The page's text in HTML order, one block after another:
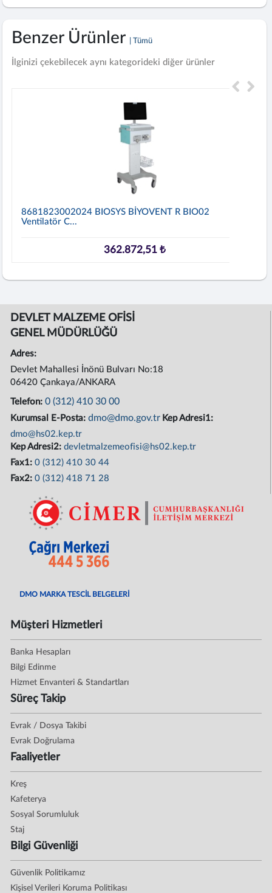
Benzer Ürünler | Tümü
İlginizi çekebilecek aynı kategorideki diğer ürünler
8681823002024 BIOSYS BİYOVENT R BIO02
Ventilatör C...
362.872,51 ₺
DEVLET MALZEME OFİSİ
GENEL MÜDÜRLÜĞÜ
Adres:
Devlet Mahallesi İnönü Bulvarı No:18
06420 Çankaya/ANKARA
Telefon:0 (312) 410 30 00
Kurumsal E-Posta:dmo@dmo.gov.tr Kep Adresi1:
dmo@hs02.kep.tr
Kep Adresi2:devletmalzemeofisi@hs02.kep.tr
Fax1:0 (312) 410 30 44
Fax2:0 (312) 418 71 28
DMO MARKA TESCİL BELGELERİ
Müşteri Hizmetleri
Banka Hesapları
Bilgi Edinme
Hizmet Envanteri & Standartları
Süreç Takip
Evrak / Dosya Takibi
Evrak Doğrulama
Faaliyetler
Kreş
Kafeterya
Sosyal Sorumluluk
Staj
Bilgi Güvenliği
Güvenlik Politikamız
Kişisel Verileri Koruma Politikası